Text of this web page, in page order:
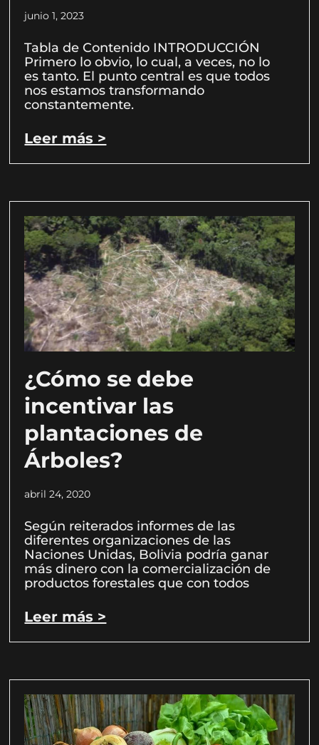
junio 1, 2023
Tabla de Contenido INTRODUCCIÓN
Primero lo obvio, lo cual, a veces, no lo
es tanto. El punto central es que todos
nos estamos transformando
constantemente.
Leer más >
¿Cómo se debe
incentivar las
plantaciones de
Árboles?
abril 24, 2020
Según reiterados informes de las
diferentes organizaciones de las
Naciones Unidas, Bolivia podría ganar
más dinero con la comercialización de
productos forestales que con todos
Leer más >